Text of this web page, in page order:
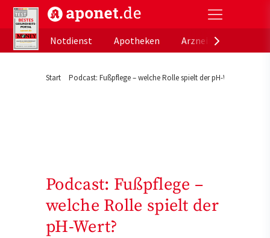
aponet.de - Das offizielle Gesundheitsportal der
Notdienst
Apotheken
Start Podcast: Fußpflege – welche Rolle spielt der pH-Wert?
Podcast: Fußpflege –
welche Rolle spielt der
pH-Wert?